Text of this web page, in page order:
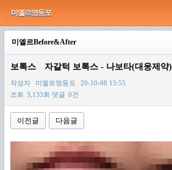
미엘르영등포
미엘르Before&After
보톡스 자갈턱 보톡스 - 나보타(대웅제약)
작성자 미엘르영등포
20-10-08 15:55
조회 3,133회 댓글 0건
이전글 다음글
본문